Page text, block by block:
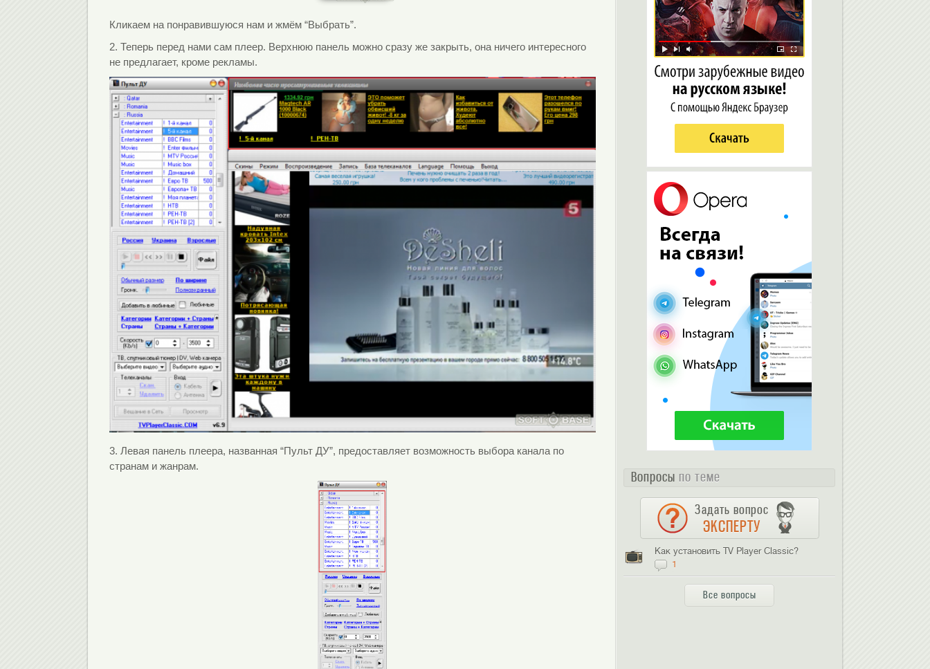
Кликаем на понравившуюся нам и жмём “Выбрать”.
2. Теперь перед нами сам плеер. Верхнюю панель можно сразу же закрыть, она ничего интересного
не предлагает, кроме рекламы.
3. Левая панель плеера, названная “Пульт ДУ”, предоставляет возможность выбора канала по
странам и жанрам.
Вопросы по теме
Задать вопрос
ЭКСПЕРТУ
Как установить TV Player Classic?
1
Все вопросы